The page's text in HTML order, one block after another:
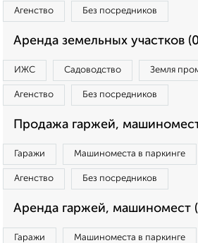
Агенство Без посредников
Аренда земельных участков
ИЖС Садоводство Земля
Агенство Без посредников
Продажа гаржей,
Гаражи Машиноместа в паркинге
Агенство Без посредников
Аренда гаржей, машиномест
Гаражи Машиноместа в паркинге